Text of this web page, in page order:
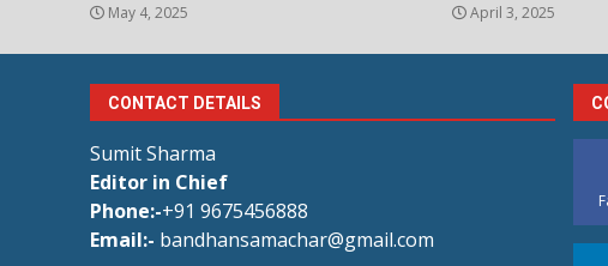
May 4, 2025 April 3, 2025
CONTACT DETAILS
Sumit Sharma
Editor in Chief
Phone:-+91 9675456888
Email:- bandhansamachar@gmail.com